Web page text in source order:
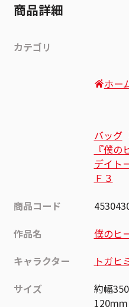
商品詳細
カテゴリ
ホー
バッグ
『僕
デイト
Ｆ３
商品コード
作品名
僕のヒ
キャラクター
トガヒ
サイズ
約幅
120mm